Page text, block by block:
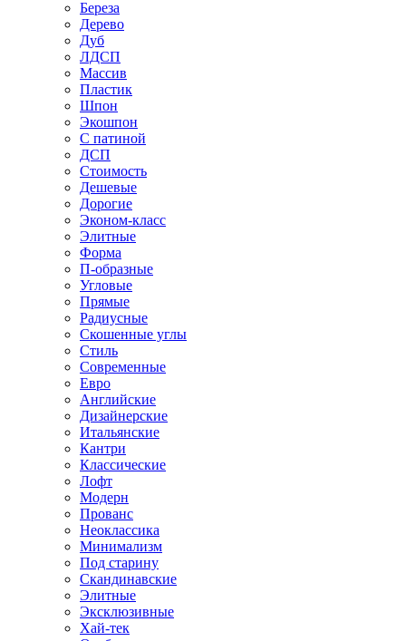
Береза
Дерево
Дуб
ЛДСП
Массив
Пластик
Шпон
Экошпон
С патиной
ДСП
Стоимость
Дешевые
Дорогие
Эконом-класс
Элитные
Форма
П-образные
Угловые
Прямые
Радиусные
Скошенные углы
Стиль
Современные
Евро
Английские
Дизайнерские
Итальянские
Кантри
Классические
Лофт
Модерн
Прованс
Неоклассика
Минимализм
Под старину
Скандинавские
Элитные
Эксклюзивные
Хай-тек